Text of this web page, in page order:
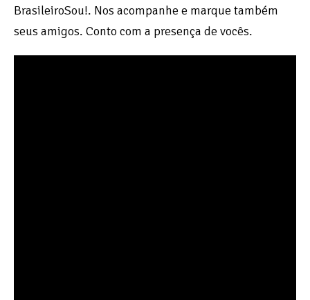
BrasileiroSou!. Nos acompanhe e marque também
seus amigos. Conto com a presença de vocês.